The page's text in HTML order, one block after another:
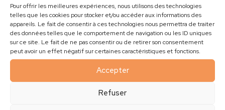
Pour offrir les meilleures expériences, nous utilisons des technologies
telles que les cookies pour stocker et/ou accéder aux informations des
appareils. Le fait de consentir à ces technologies nous permettra de traiter
des données telles que le comportement de navigation ou les ID uniques
sur ce site. Le fait de ne pas consentir ou de retirer son consentement
peut avoir un effet négatif sur certaines caractéristiques et fonctions.
Accepter
Refuser
Alors ce poireau? Vous avez pu le consommer?
Réponse
Amélie Braultsur 3 avril 2017 à 19 h 47 min
Bonsoir, non, malheureusement je l’avais
l’avons oublié. Il y a eu une gelée et il est